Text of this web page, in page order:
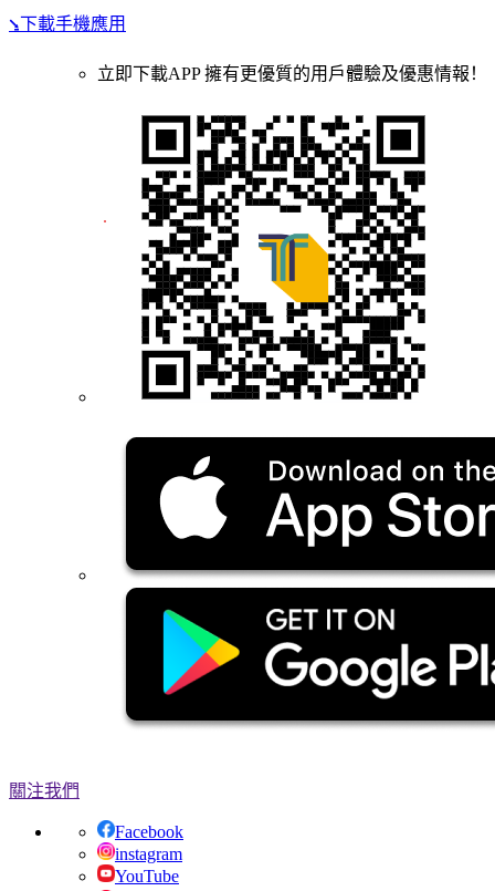
⭸下載手機應用
立即下載APP 擁有更優質的用戶體驗及優惠情報！
關注我們
Facebook
instagram
YouTube